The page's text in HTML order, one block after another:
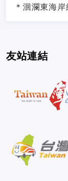
＊洄瀾東海
友站連結